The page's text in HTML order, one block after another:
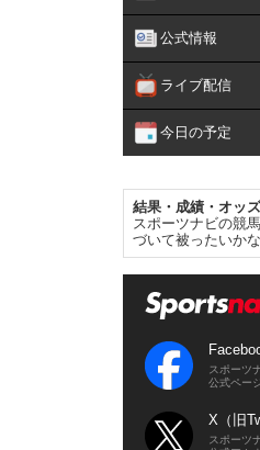
公式情報
ライブ配信
今日の予定
結果・成績・オッ
スポーツナビの競
づいて被ったいか
スポーツ
公式ペー
X（旧
スポーツ